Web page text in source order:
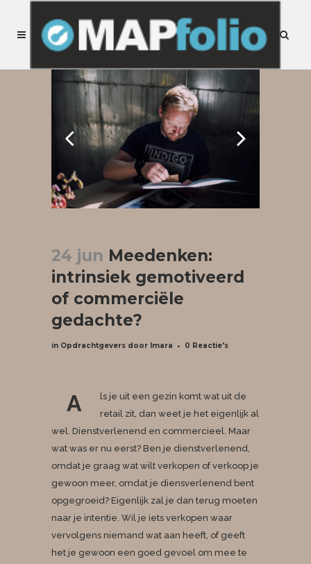
24 jun Meedenken:
intrinsiek gemotiveerd
of commerciële
gedachte?
in Opdrachtgevers door lmara 0 Reactie's
A
ls je uit een gezin komt wat uit de
retail zit, dan weet je het eigenlijk al
wel. Dienstverlenend en commercieel. Maar
wat was er nu eerst? Ben je dienstverlenend,
omdat je graag wat wilt verkopen of verkoop je
gewoon meer, omdat je diensverlenend bent
opgegroeid? Eigenlijk zal je dan terug moeten
naar je intentie. Wil je iets verkopen waar
vervolgens niemand wat aan heeft, of geeft
het je gewoon een goed gevoel om mee te